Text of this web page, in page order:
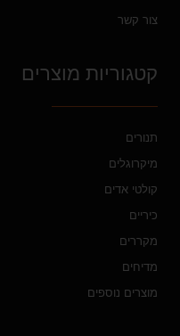
צור קשר
קטגוריות מוצרים
תנורים
מיקרוגלים
קולטי אדים
כיריים
מקררים
מדיחים
מוצרים נוספים